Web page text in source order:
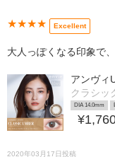
★★★★ Excellent
大人っぽくなる印象で
アンヴィ
クラシッ
DIA 14.0mm
2020年03月17日投稿